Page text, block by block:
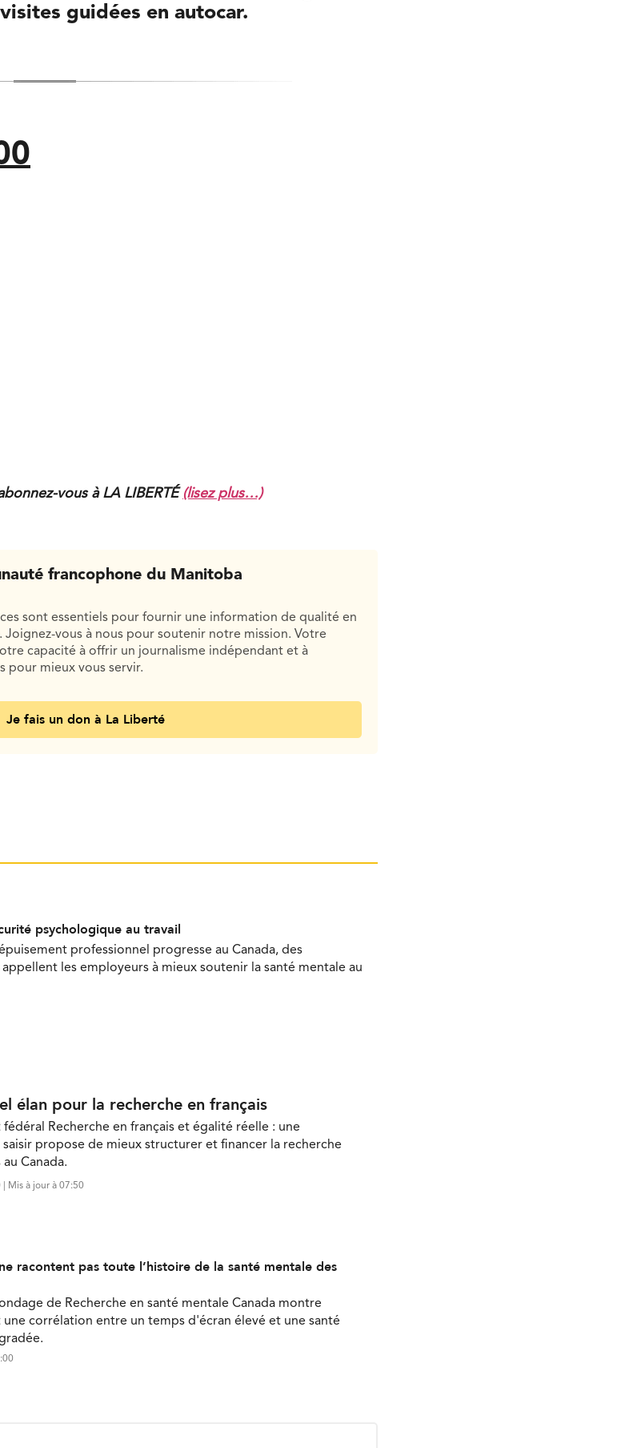
guidées en autocar.
vous à LA LIBERTÉ (lisez plus…)
francophone du Manitoba
sont essentiels pour fournir une information de qualité en
vous à nous pour soutenir notre mission. Votre
capacité à offrir un journalisme indépendant et à
pour mieux vous servir.
Je fais un don à La Liberté
psychologique au travail
professionnel progresse au Canada, des
les employeurs à mieux soutenir la santé mentale au
élan pour la recherche en français
Recherche en français et égalité réelle : une
saisir propose de mieux structurer et financer la recherche
Canada.
| Mis à jour à 07:50
racontent pas toute l’histoire de la santé mentale des
de Recherche en santé mentale Canada montre
corrélation entre un temps d'écran élevé et une santé